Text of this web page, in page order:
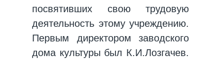
посвятивших свою трудовую
деятельность этому учреждению.
Первым директором заводского
дома культуры был К.И.Лозгачев.